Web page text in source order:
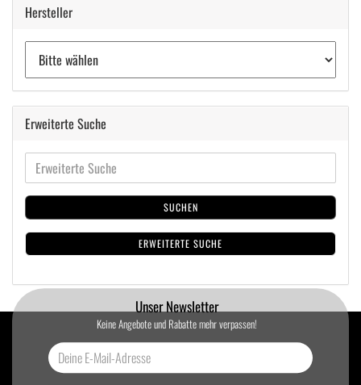
Hersteller
Erweiterte Suche
SUCHEN
ERWEITERTE SUCHE
Unser Newsletter
Keine Angebote und Rabatte mehr verpassen!